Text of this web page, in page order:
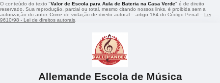
O conteúdo do texto "Valor de Escola para Aula de Bateria na Casa Verde" é de direito
reservado. Sua reprodução, parcial ou total, mesmo citando nossos links, é proibida sem a
autorização do autor. Crime de violação de direito autoral – artigo 184 do Código Penal – Lei
9610/98 - Lei de direitos autorais
Allemande Escola de Música